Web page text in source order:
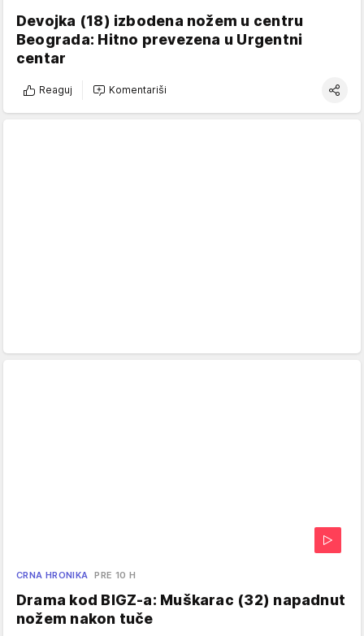
Devojka (18) izbodena nožem u centru
Beograda: Hitno prevezena u Urgentni
centar
Reaguj Komentariši
CRNA HRONIKA PRE 10 H
Drama kod BIGZ-a: Muškarac (32) napadnut
nožem nakon tuče